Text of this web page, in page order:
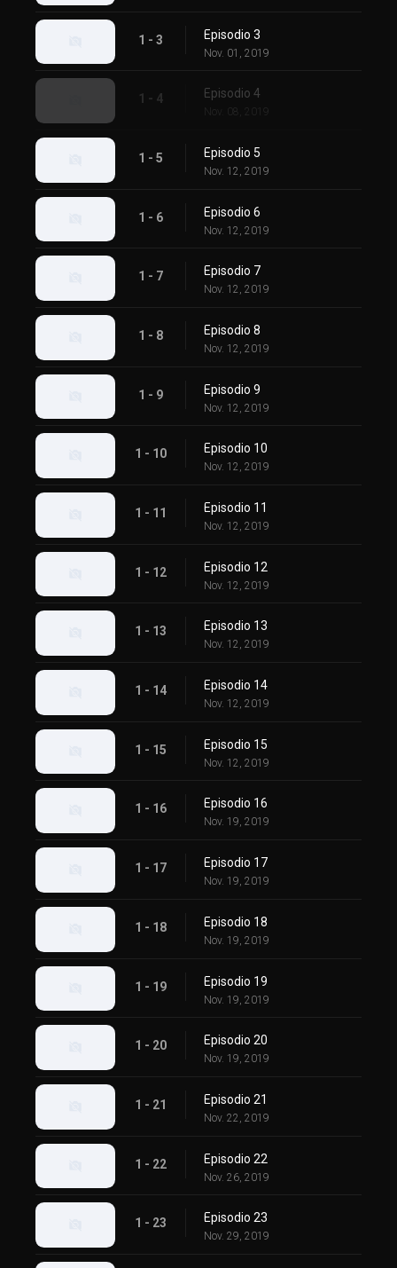
1 - 3 Episodio 3
Nov. 01, 2019
1 - 4 Episodio 4
Nov. 08, 2019
1 - 5 Episodio 5
Nov. 12, 2019
1 - 6 Episodio 6
Nov. 12, 2019
1 - 7 Episodio 7
Nov. 12, 2019
1 - 8 Episodio 8
Nov. 12, 2019
1 - 9 Episodio 9
Nov. 12, 2019
1 - 10 Episodio 10
Nov. 12, 2019
1 - 11 Episodio 11
Nov. 12, 2019
1 - 12 Episodio 12
Nov. 12, 2019
1 - 13 Episodio 13
Nov. 12, 2019
1 - 14 Episodio 14
Nov. 12, 2019
1 - 15 Episodio 15
Nov. 12, 2019
1 - 16 Episodio 16
Nov. 19, 2019
1 - 17 Episodio 17
Nov. 19, 2019
1 - 18 Episodio 18
Nov. 19, 2019
1 - 19 Episodio 19
Nov. 19, 2019
1 - 20 Episodio 20
Nov. 19, 2019
1 - 21 Episodio 21
Nov. 22, 2019
1 - 22 Episodio 22
Nov. 26, 2019
1 - 23 Episodio 23
Nov. 29, 2019